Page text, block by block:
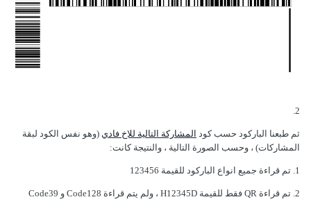
2.
ثم طبعنا الباركود حسب كودالمشاركة التالية للاخ فادي(وهو نفس الكود لبقة
المشاركات) ، وحسب الصورة التالية ، والنتيجة كانت:
1. تم قراءة جميع انواع الباركود للقيمة 123456
2. تم قراءة QR فقط للقيمة H12345D ، ولم يتم قراءة Code128 و Code39